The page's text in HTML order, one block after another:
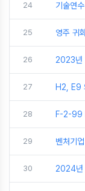
24 기술연
25 영주 귀
26 2023년
27 H2, E9
28 F-2-99
29 벤처기
30 2024년